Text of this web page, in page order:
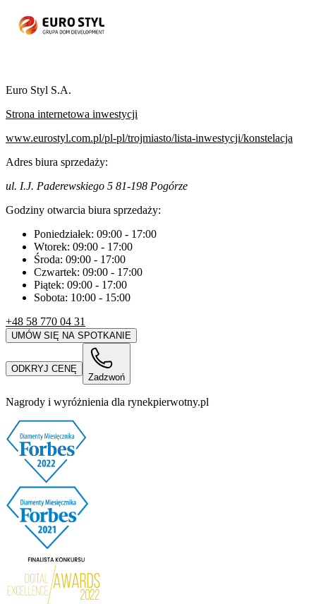
Euro Styl S.A.
Strona internetowa inwestycji
www.eurostyl.com.pl/pl-pl/trojmiasto/lista-inwestycji/konstelacja
Adres biura sprzedaży:
ul. I.J. Paderewskiego 5 81-198 Pogórze
Godziny otwarcia biura sprzedaży:
Poniedziałek: 09:00 - 17:00
Wtorek: 09:00 - 17:00
Środa: 09:00 - 17:00
Czwartek: 09:00 - 17:00
Piątek: 09:00 - 17:00
Sobota: 10:00 - 15:00
+48 58 770 04 31
UMÓW SIĘ NA SPOTKANIE
ODKRYJ CENĘ
Zadzwoń
Nagrody i wyróżnienia dla rynekpierwotny.pl